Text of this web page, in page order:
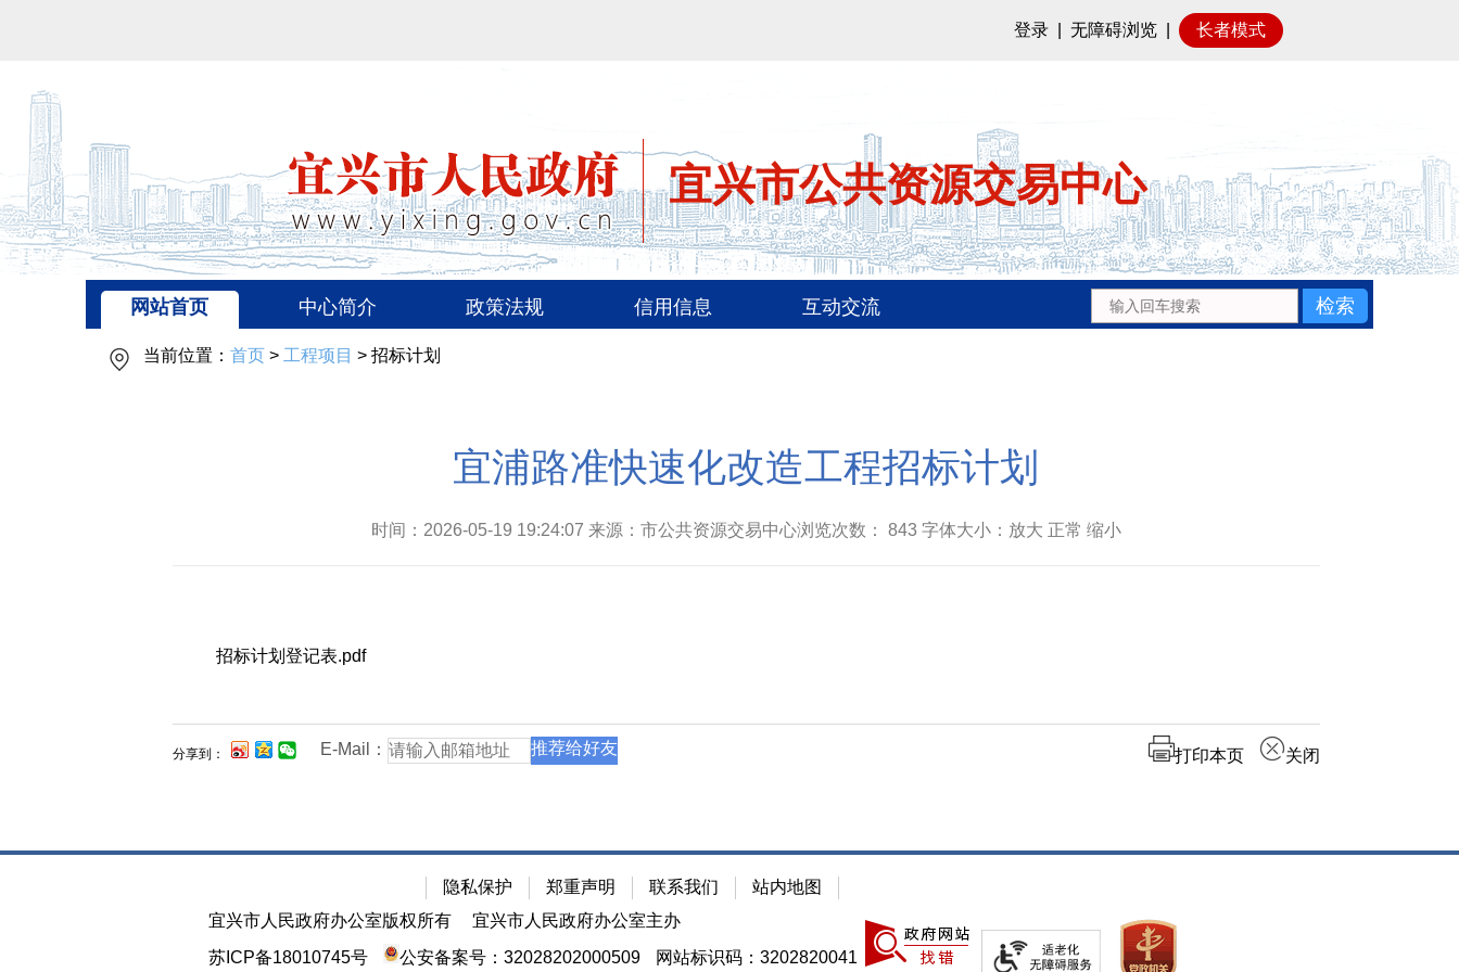
登录 无障碍浏览 长者模式
宜兴市公共资源交易中心
网站首页 中心简介 政策法规 信用信息 互动交流
当前位置： 首页> 工程项目 > 招标计划
宜浦路准快速化改造工程招标计划
时间：2026-05-19 19:24:07 来源：市公共资源交易中心浏览次数： 843 字体大小：放大 正常 缩小
招标计划登记表.pdf
分享到： E-Mail： 推荐给好友 打印本页 关闭
隐私保护 郑重声明 联系我们
站内地图
宜兴市人民政府办公室版权所有
宜兴市人民政府办公室主办
苏ICP备18010745号
公安备案号：32028202000509 网站标识码：3202820041